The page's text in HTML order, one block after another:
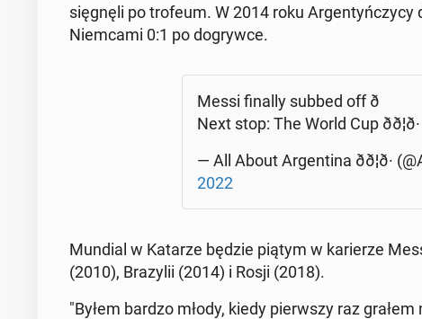
się­gnę­li po trofeum. W 2014 roku Ar­gen­tyń­czy­cy
Niem­ca­mi 0:1 po do­gryw­ce.
Messi finally subbed off ð
Next stop: The World Cup ðð¦ð·
— All About Ar­gen­ti­na ðð¦ð·
2022
Mundial w Katarze będzie piątym w ka­rie­rze
(2010), Bra­zy­lii (2014) i Rosji (2018).
"Byłem bardzo młody, kiedy pierw­szy raz